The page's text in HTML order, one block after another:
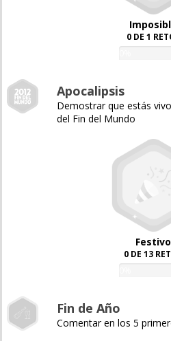
0 DE 1
Apocalipsis
Demostrar que estás
del Fin del Mundo
Festivo
0 DE 13
Fin de Año
Comentar en los 5